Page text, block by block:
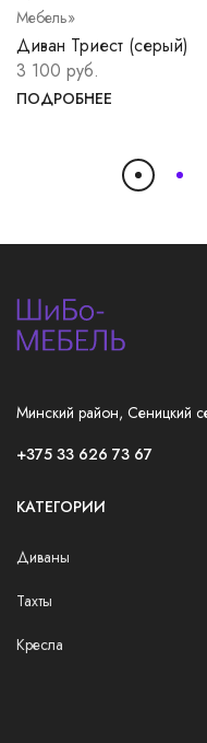
Мебель»
Диван Триест (серый)
3 100 руб.
ПОДРОБНЕЕ
Минский район, Сеницкий
+375 33 626 73 67
КАТЕГОРИИ
Диваны
Тахты
Кресла